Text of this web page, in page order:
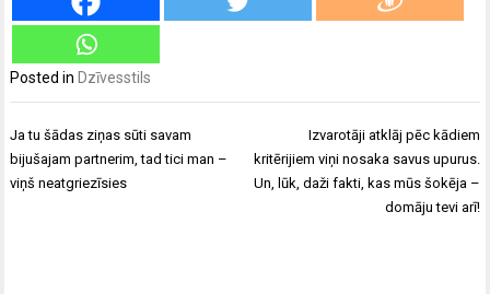
Posted in Dzīvesstils
Ziņu
izvēlne
Ja tu šādas ziņas sūti savam
bijušajam partnerim, tad tici man –
viņš neatgriezīsies
Izvarotāji atklāj pēc kādiem
kritērijiem viņi nosaka savus upurus.
Un, lūk, daži fakti, kas mūs šokēja –
domāju tevi arī!